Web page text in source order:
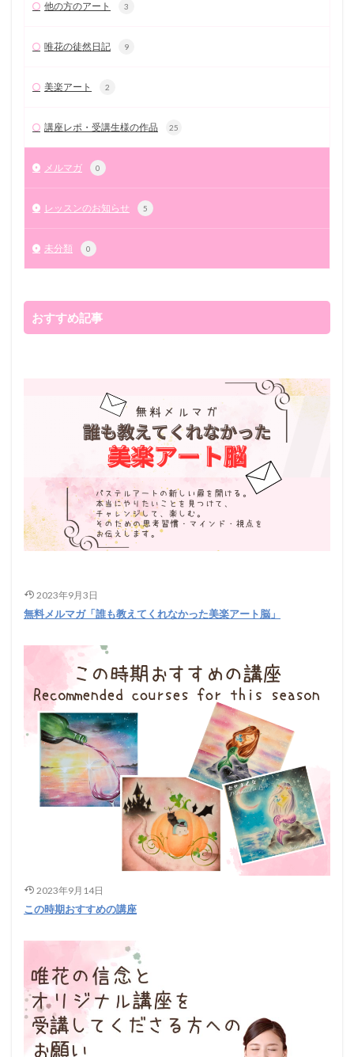
他の方のアート 3
唯花の徒然日記 9
美楽アート 2
講座レポ・受講生様の作品 25
メルマガ 0
レッスンのお知らせ 5
未分類 0
おすすめ記事
2023年9月3日
無料メルマガ「誰も教えてくれなかった美楽アート脳」
2023年9月14日
この時期おすすめの講座